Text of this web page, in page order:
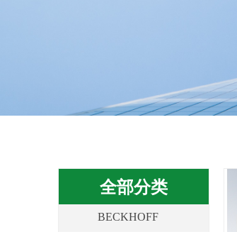
全部分类
BECKHOFF